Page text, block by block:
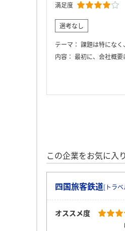
満足度
選考なし
テーマ： 課題は特になく
内容： 最初に、会社概要に
この企業をお気に入
四国旅客鉄道[トラ
オススメ度